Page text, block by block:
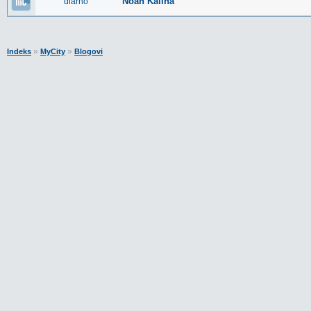
Indeks » MyCity » Blogovi